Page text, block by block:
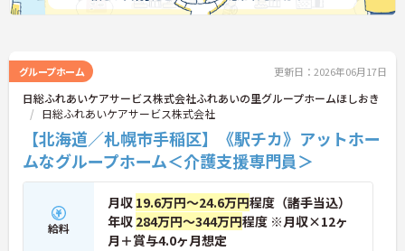
グループホーム 更新日：2026年06月17日
日総ふれあいケアサービス株式会社ふれあいの里グループホームほしおき
日総ふれあいケアサービス株式会社
【北海道／札幌市手稲区】《駅チカ》アットホー
ムなグループホーム＜介護支援専門員＞
給料
月収 19.6万円～24.6万円程度（諸手当込）
年収 284万円～344万円程度 ※月収×12ヶ
月＋賞与4.0ヶ月想定